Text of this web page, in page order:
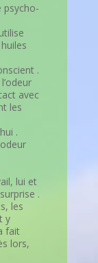
psycho-
.
avec
les
.
lui et
.
les
y
fait
lors,